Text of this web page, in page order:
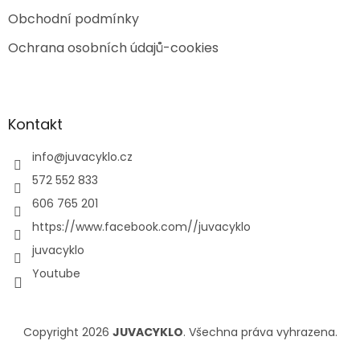
Obchodní podmínky
Ochrana osobních údajů-cookies
Kontakt
info@juvacyklo.cz
572 552 833
606 765 201
https://www.facebook.com//juvacyklo
juvacyklo
Youtube
Copyright 2026 JUVACYKLO. Všechna práva vyhrazena.